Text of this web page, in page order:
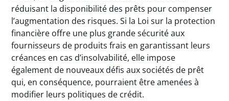
réduisant la disponibilité des prêts pour compenser
l’augmentation des risques. Si la Loi sur la protection
financière offre une plus grande sécurité aux
fournisseurs de produits frais en garantissant leurs
créances en cas d’insolvabilité, elle impose
également de nouveaux défis aux sociétés de prêt
qui, en conséquence, pourraient être amenées à
modifier leurs politiques de crédit.